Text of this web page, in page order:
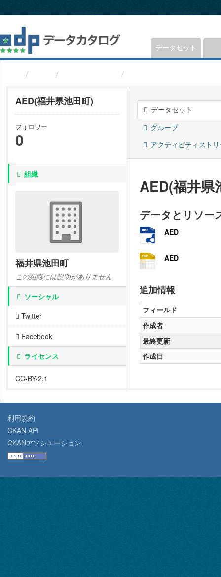
キ
プ
し
て
データセット
AED(福井県池田町)
フォロワー
0
組織
福井県池田町
この組織には説明がありません
ソーシャル
Twitter
Facebook
ライセンス
CC-BY-2.1
データセット
グループ
アクティビティスト
AED(福井県
データとリソー
AED
AED
追加情報
フィールド
作成者
最終更新
作成日
利用規約
CKAN API
CKANアソシエーション